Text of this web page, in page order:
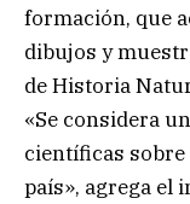
formación, que
dibujos y
de Historia
«Se considera
científicas
país», agrega el